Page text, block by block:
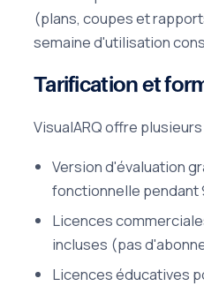
(plans, coupes et
semaine d'utilisation
Tarification et
VisualARQ offre
Version d'évaluation
fonctionnelle pendant
Licences
incluses (pas
Licences éducatives